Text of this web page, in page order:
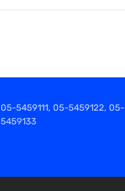
05-5459111, 05-5459122, 05-
5459133